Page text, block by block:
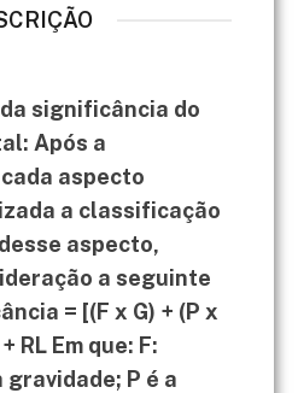
significância do
Após a
aspecto
a classificação
aspecto,
a seguinte
= [(F x G) + (P x
RL Em que: F:
gravidade; P é a